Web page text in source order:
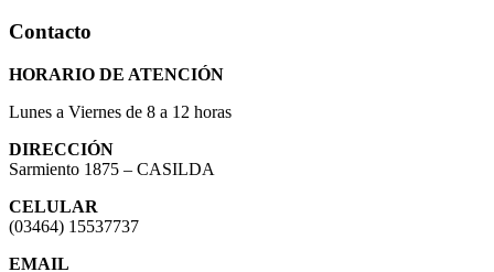
Contacto
HORARIO DE ATENCIÓN
Lunes a Viernes de 8 a 12 horas
DIRECCIÓN
Sarmiento 1875 – CASILDA
CELULAR
(03464) 15537737
EMAIL